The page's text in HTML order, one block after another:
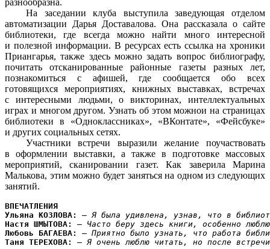
На заседании клуба выступила заведующая отделом
автоматизации Дарья Доставалова. Она рассказала о сайте
библиотеки, где всегда можно найти много интересной
и полезной информации. В ресурсах есть ссылка на хроники
Приангарья, также здесь можно задать вопрос библиографу,
почитать отсканированные районные газеты разных лет,
познакомиться с афишей, где сообщается обо всех
готовящихся мероприятиях, книжных выставках, встречах
с интересными людьми, о викторинах, интеллектуальных
играх и многом другом. Узнать об этом можнои на страницах
библиотеки в «Одноклассниках», «ВКонтате», «Фейсбуке»
и других социальных сетях.
Участники встречи выразили желание поучаствовать
в оформлении выставки, а также в подготовке массовых
мероприятий, сканировании газет. Как заверила Марина
Малькова, этим можно будет заняться на одном из следующих
занятий.
ВПЕЧАТЛЕНИЯ
Ульяна КОЗЛОВА:
– Я была удивлена, узнав, что в
Настя ШМЫТОВА:
– Часто беру здесь книги, особенно
Любовь БАГАЕВА:
– Приятно было узнать, что работа
Таня ТЕРЕХОВА:
– Я очень люблю читать, но после